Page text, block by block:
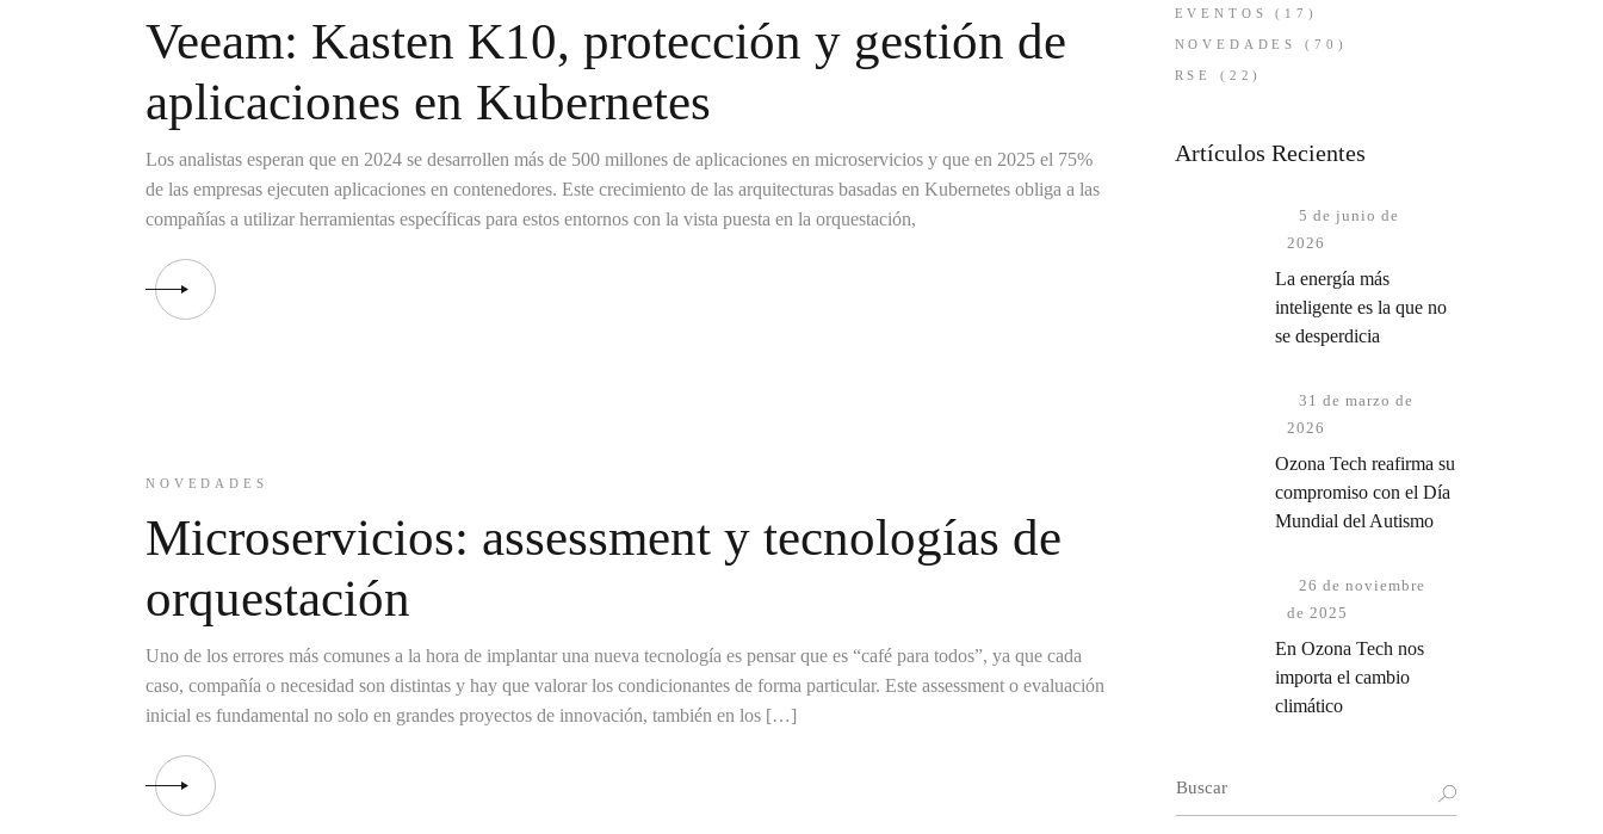
Veeam: Kasten K10, protección y gestión de
aplicaciones en Kubernetes
Los analistas esperan que en 2024 se desarrollen más de 500 millones de aplicaciones en microservicios y que en 2025 el 75%
de las empresas ejecuten aplicaciones en contenedores. Este crecimiento de las arquitecturas basadas en Kubernetes obliga a las
compañías a utilizar herramientas específicas para estos entornos con la vista puesta en la orquestación,
NOVEDADES
Microservicios: assessment y tecnologías de
orquestación
Uno de los errores más comunes a la hora de implantar una nueva tecnología es pensar que es “café para todos”, ya que cada
caso, compañía o necesidad son distintas y hay que valorar los condicionantes de forma particular. Este assessment o evaluación
inicial es fundamental no solo en grandes proyectos de innovación, también en los […]
EVENTOS (17)
NOVEDADES (70)
RSE (22)
Artículos Recientes
5 de junio de
2026
La energía más
inteligente es la que no
se desperdicia
31 de marzo de
2026
Ozona Tech reafirma su
compromiso con el Día
Mundial del Autismo
26 de noviembre
de 2025
En Ozona Tech nos
importa el cambio
climático
Buscar: